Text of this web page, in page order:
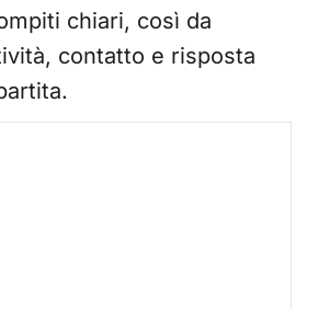
chiari, così da
contatto e risposta